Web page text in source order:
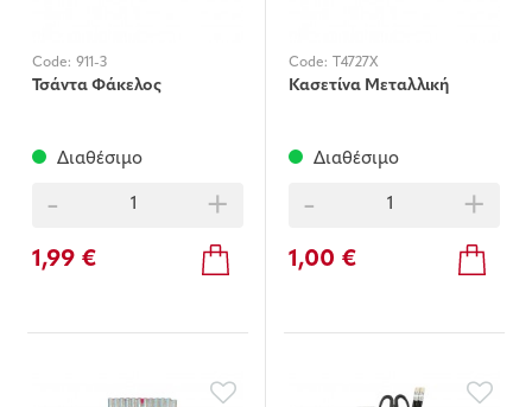
Code: 911-3
Τσάντα Φάκελος
Διαθέσιμο
- +
1,99 €
Code: T4727X
Κασετίνα Μεταλλική
Διαθέσιμο
- +
1,00 €